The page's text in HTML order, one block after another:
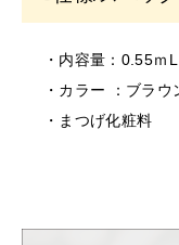
す。そのまま使用
す。
＜保存/保管/期限
・乳幼児の手の届
＜返品/交換につい
・内容量：0.55ｍL
・カラー ：ブラ
・まつげ化粧料